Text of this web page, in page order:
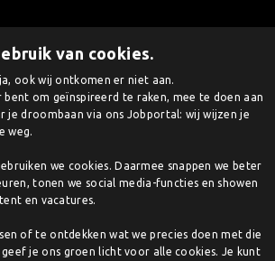
van cookies.
ook wij ontkomen er niet aan.
om geïnspireerd te raken, mee te doen aan
droombaan via ons Jobportal: wij wijzen je
weg.
we cookies. Daarmee snappen we beter
tonen we social media-functies en showen
en vacatures.
of te ontdekken wat we precies doen met die
geef je ons groen licht voor alle cookies. Je kunt